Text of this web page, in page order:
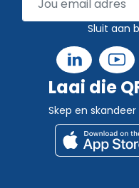
Sluit aan
Laai die
Skep en